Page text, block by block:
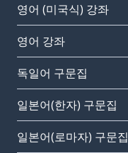
영어 (미국식) 강좌
영어 강좌
독일어 구문집
일본어(한자) 구문집
일본어(로마자) 구문집